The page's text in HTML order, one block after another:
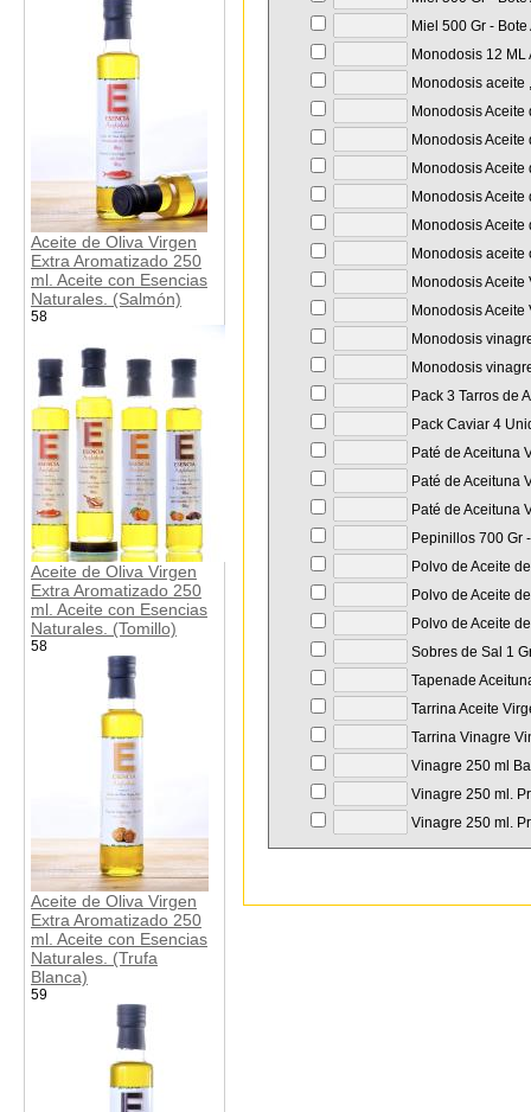
Aceite de Oliva Virgen
Extra Aromatizado 250
ml. Aceite con Esencias
Naturales. (Salmón)
58
Aceite de Oliva Virgen
Extra Aromatizado 250
ml. Aceite con Esencias
Naturales. (Tomillo)
58
Aceite de Oliva Virgen
Extra Aromatizado 250
ml. Aceite con Esencias
Naturales. (Trufa
Blanca)
59
Miel 500 Gr -
Monodosis 12
Monodosis aceite
Monodosis
Monodosis
Monodosis
Monodosis
Monodosis
Monodosis aceite
Monodosis
Monodosis
Monodosis
Monodosis
Pack 3 Tarros de
Pack Caviar 4
Paté de Aceituna
Paté de Aceituna
Paté de Aceituna
Pepinillos 700 Gr
Polvo de Aceite
Polvo de Aceite
Polvo de Aceite
Sobres de Sal 1
Tapenade
Tarrina Aceite
Tarrina Vinagre
Vinagre 250 ml
Vinagre 250 ml.
Vinagre 250 ml.